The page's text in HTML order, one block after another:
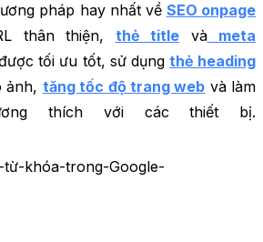
pháp hay nhất về SEO onpage
thân thiện, thẻ title và
meta
tối ưu tốt, sử dụng thẻ heading
ảnh, tăng tốc độ trang web và làm
thích với các thiết bị.